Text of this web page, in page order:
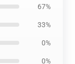
67%
33%
0%
0%